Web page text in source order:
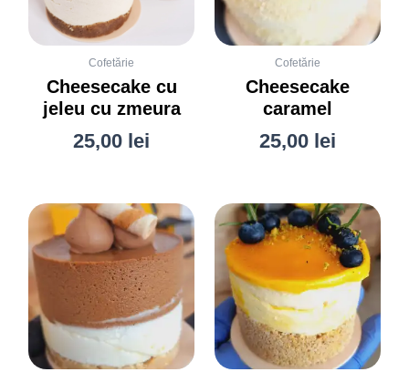
Cofetărie
Cheesecake cu
jeleu cu zmeura
25,00 lei
Cofetărie
Cheesecake
caramel
25,00 lei